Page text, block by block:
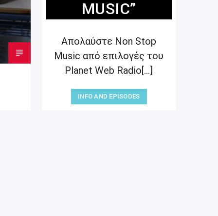
MUSIC”
Απολαύστε Non Stop
Music από επιλογές του
Planet Web Radio[...]
INFO AND EPISODES